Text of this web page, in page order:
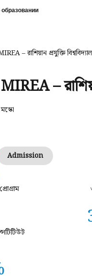
– রাশিয়ান প্রযুক্তি
MIREA –
মস্কো
Admission